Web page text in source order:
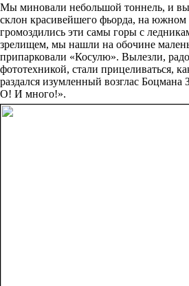
Мы миновали небольшой тоннель, и
склон красивейшего фьорда, на южном
громоздились эти самы горы с
зрелищем, мы нашли на обочине
припарковали «Косулю». Вылезли,
фототехникой, стали прицеливаться,
раздался изумленный возглас Боцмана
О! И много!».